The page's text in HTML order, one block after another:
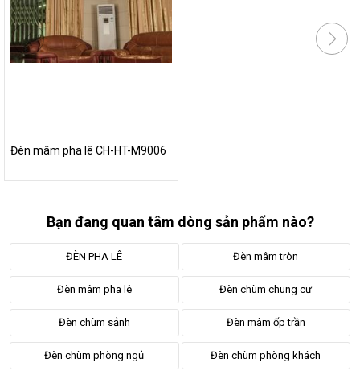
Đèn chùm nghệ thuật - Khám phá top 10 mẫu đèn chùm lớn
nhất thế giới
Đèn trang trí nội thất- 8 xu hướng trang trí nội thất nổi bật
Tư vấn đèn chùm theo không gian
Đèn chùm phòng ngủ đẹp- Những lưu ý khi chọn đèn chùm
Đèn trang trí phòng khách- Gợi ý mẫu đèn trang trí phòng
Đèn chùm khách sạn
- 4 lưu ý và đặc điểm khi chọn đèn
Mẫuđèn mâm ốp trần phòng kháchđược yêu thích
Đèn mâm pha lê CH-HT-M9006
Bạn đang quan tâm dòng sản phẩm nào?
ĐÈN PHA LÊ Đèn mâm tròn
Đèn mâm pha lê Đèn chùm chung cư
Đèn chùm sảnh Đèn mâm ốp trần
Đèn chùm phòng ngủ Đèn chùm phòng khách